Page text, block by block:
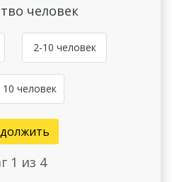
человек
2-10 человек
человек
1 из 4